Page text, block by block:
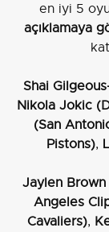
en iyi 5
açıklamaya
Shai
Nikola Jokic
(San
Pistons),
Jaylen
Angeles
Cavaliers),